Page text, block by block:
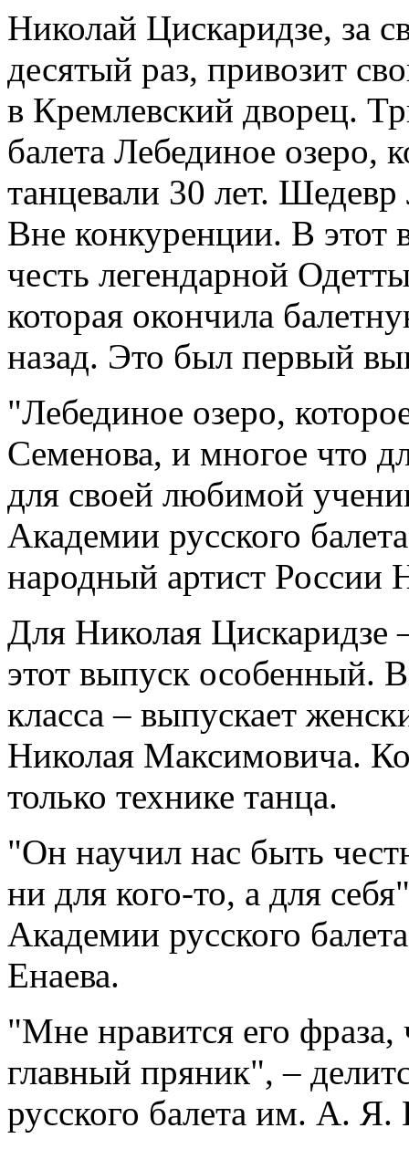
Николай Цискаридзе, за
десятый раз, привозит
в Кремлевский дворец.
балета Лебединое озеро,
танцевали 30 лет.
Вне конкуренции. В этот
честь легендарной
которая окончила
назад. Это был первый
"Лебединое озеро,
Семенова, и многое что
для своей любимой
Академии русского
народный артист России
Для Николая Цискаридзе
этот выпуск особенный.
класса – выпускает
Николая Максимовича.
только технике танца.
"Он научил нас быть
ни для кого-то, а для
Академии русского
Енаева.
"Мне нравится его
главный пряник", –
русского балета им. А. Я.